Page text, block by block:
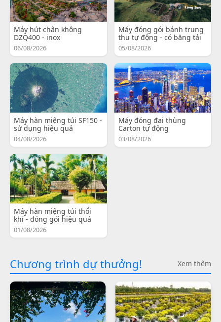
Máy hút chân không
DZQ400 - inox
06/08/2026
Máy đóng gói bánh trung
thu tự động - có băng tải
05/08/2026
Máy hàn miệng túi SF150 -
sử dụng hiệu quả
04/08/2026
Máy đóng đai thùng
Carton tự động
03/08/2026
Máy hàn miệng túi thổi
khí - đóng gói hiệu quả
01/08/2026
Chương trình dự thưởng! Xem thêm